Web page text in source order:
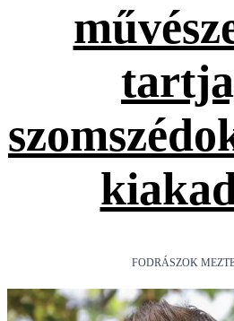
FODRÁSZOK